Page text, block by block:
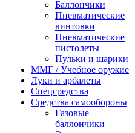
Баллончики
Пневматические
винтовки
Пневматические
пистолеты
Пульки и шарики
ММГ / Учебное оружие
Луки и арбалеты
Спецсредства
Средства самообороны
Газовые
баллончики